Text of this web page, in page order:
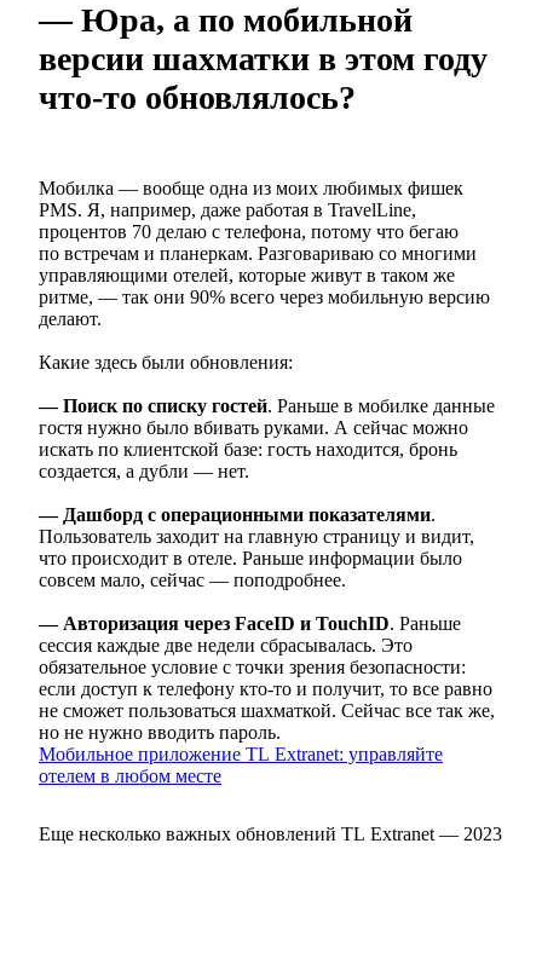
— Юра, а по мобильной
версии шахматки в этом году
что-то обновлялось?
Мобилка — вообще одна из моих любимых фишек
PMS. Я, например, даже работая в TravelLine,
процентов 70 делаю с телефона, потому что бегаю
по встречам и планеркам. Разговариваю со многими
управляющими отелей, которые живут в таком же
ритме, — так они 90% всего через мобильную версию
делают.
Какие здесь были обновления:
— Поиск по списку гостей. Раньше в мобилке данные
гостя нужно было вбивать руками. А сейчас можно
искать по клиентской базе: гость находится, бронь
создается, а дубли — нет.
— Дашборд с операционными показателями.
Пользователь заходит на главную страницу и видит,
что происходит в отеле. Раньше информации было
совсем мало, сейчас — поподробнее.
— Авторизация через FaceID и TouchID. Раньше
сессия каждые две недели сбрасывалась. Это
обязательное условие с точки зрения безопасности:
если доступ к телефону кто-то и получит, то все равно
не сможет пользоваться шахматкой. Сейчас все так же,
но не нужно вводить пароль.
Мобильное приложение TL Extranet: управляйте
отелем в любом месте
Еще несколько важных обновлений TL Extranet — 2023